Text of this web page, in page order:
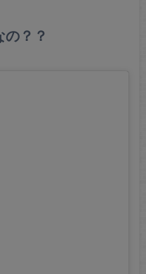
の？？